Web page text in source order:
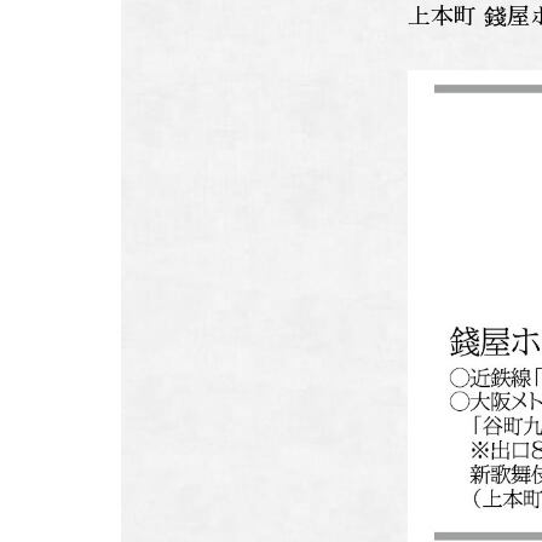
上本町 錢屋